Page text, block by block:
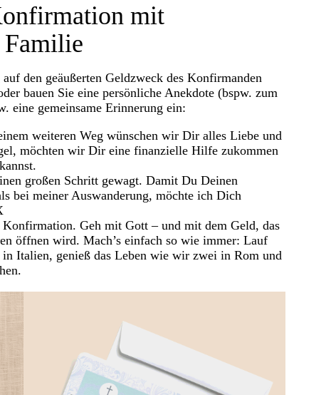
mit
Familie
den geäußerten Geldzweck des Konfirmanden
bauen Sie eine persönliche Anekdote (bspw. zum
eine gemeinsame Erinnerung ein:
weiteren Weg wünschen wir Dir alles Liebe und
möchten wir Dir eine finanzielle Hilfe zukommen
großen Schritt gewagt. Damit Du Deinen
bei meiner Auswanderung, möchte ich Dich
Geh mit Gott – und mit dem Geld, das
öffnen wird. Mach’s einfach so wie immer: Lauf
Italien, genieß das Leben wie wir zwei in Rom und